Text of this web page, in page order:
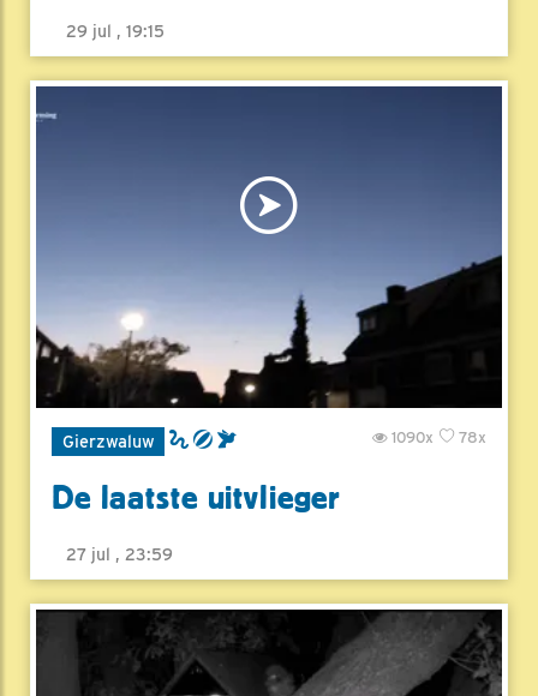
29 jul , 19:15
Gierzwaluw 78x
1090x
De laatste uitvlieger
27 jul , 23:59